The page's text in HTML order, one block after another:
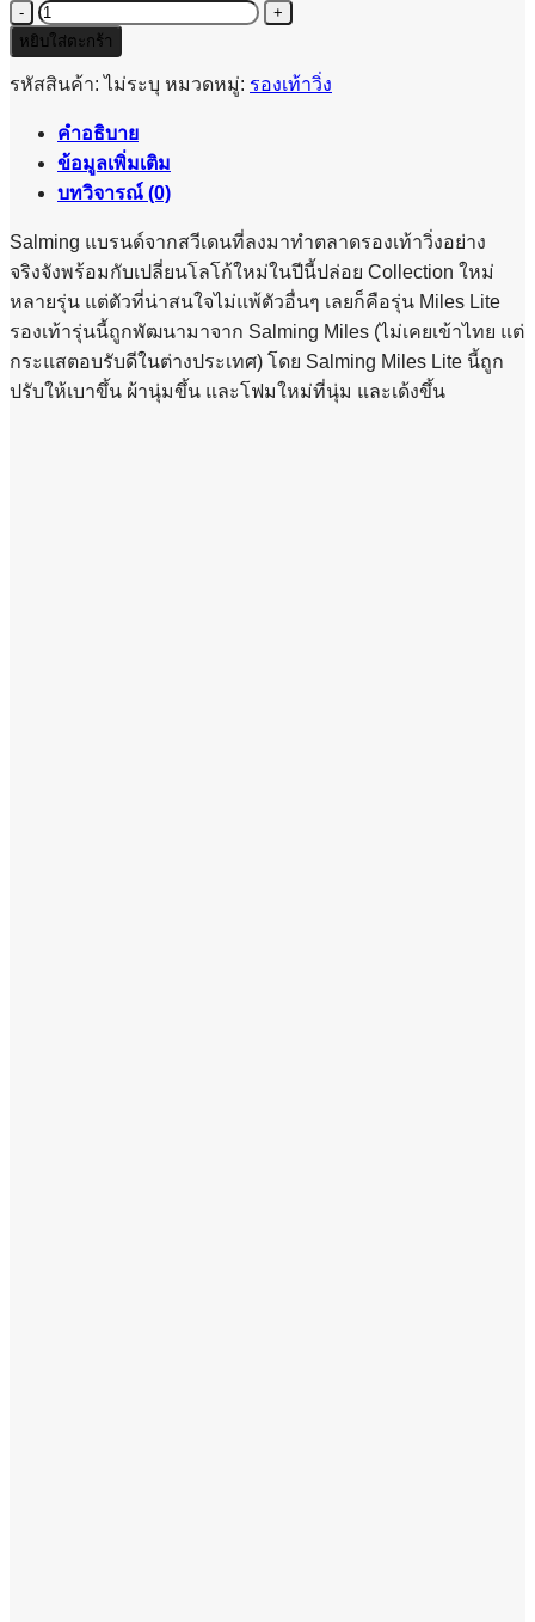
จำนวน
SALMING
MILES
LITE
WOMEN
ชิ้น
หยิบใส่ตะกร้า
รหัสสินค้า:ไม่ระบุ หมวดหมู่: รองเท้าวิ่ง
คำอธิบาย
ข้อมูลเพิ่มเติม
บทวิจารณ์ (0)
Salming แบรนด์จากสวีเดนที่ลงมาทำตลาดรองเท้าวิ่งอย่าง
จริงจังพร้อมกับเปลี่ยนโลโก้ใหม่ในปีนี้ปล่อย Collection ใหม่
หลายรุ่น แต่ตัวที่น่าสนใจไม่แพ้ตัวอื่นๆ เลยก็คือรุ่น Miles Lite
รองเท้ารุ่นนี้ถูกพัฒนามาจาก Salming Miles (ไม่เคยเข้าไทย แต่
กระแสตอบรับดีในต่างประเทศ) โดย Salming Miles Lite นี้ถูก
ปรับให้เบาขึ้น ผ้านุ่มขึ้น และโฟมใหม่ที่นุ่ม และเด้งขึ้น